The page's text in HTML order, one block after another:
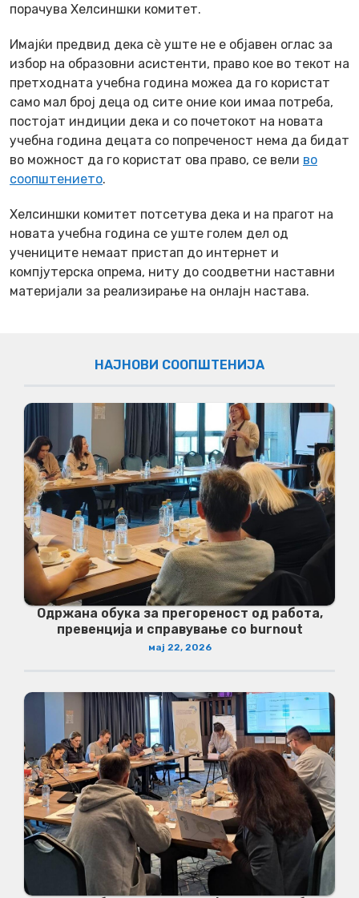
порачува Хелсиншки комитет.
Имајќи предвид дека сè уште не е објавен оглас за
избор на образовни асистенти, право кое во текот на
претходната учебна година можеа да го користат
само мал број деца од сите оние кои имаа потреба,
постојат индиции дека и со почетокот на новата
учебна година децата со попреченост нема да бидат
во можност да го користат ова право, се вели во
соопштението.
Хелсиншки комитет потсетува дека и на прагот на
новата учебна година се уште голем дел од
учениците немаат пристап до интернет и
компјутерска опрема, ниту до соодветни наставни
материјали за реализирање на онлајн настава.
НАЈНОВИ СООПШТЕНИЈА
Одржана обука за прегореност од работа,
превенција и справување со burnout
мај 22, 2026